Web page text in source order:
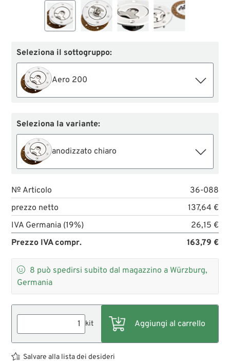
Seleziona il sottogruppo:
Aero 200
Seleziona la variante:
anodizzato chiaro
№ Articolo
36-088
prezzo netto
137,64 €
IVA Germania (19%)
26,15 €
Prezzo IVA compr.
163,79 €
 8 può spedirsi subito dal magazzino a Würzburg,
Germania
kit
Salvare alla lista dei desideri